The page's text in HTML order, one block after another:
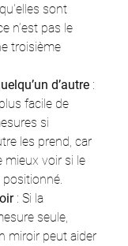
sont
n’est pas le
troisième
d’autre :
facile de
si
les prend, car
mieux voir si le
: Si la
seule,
miroir peut aider